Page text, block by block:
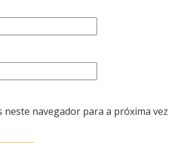
neste navegador para a próxima vez